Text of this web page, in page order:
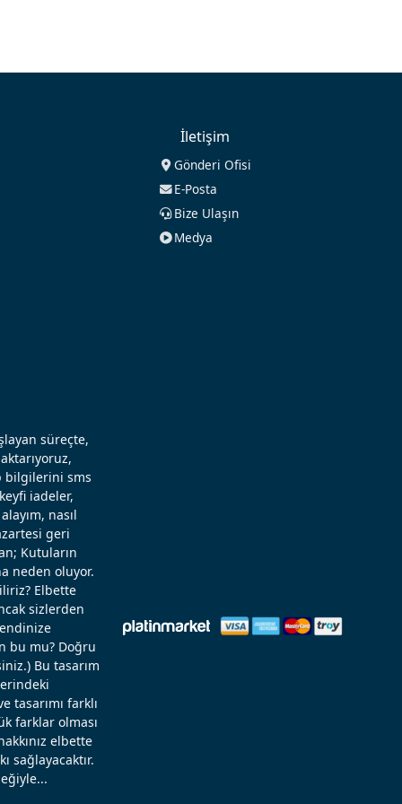
İletişim
Gönderi Ofisi
E-Posta
Bize Ulaşın
Medya
süreçte,
bilgilerini sms
iadeler,
nasıl
geri
Kutuların
neden oluyor.
Elbette
sizlerden
bu mu? Doğru
Bu tasarım
farklı
farklar olması
elbette
sağlayacaktır.